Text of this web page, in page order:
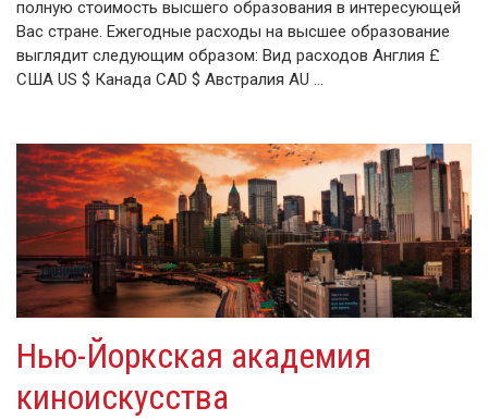
полную стоимость высшего образования в интересующей
Вас стране. Ежегодные расходы на высшее образование
выглядит следующим образом: Вид расходов Англия £
США US $ Канада CAD $ Австралия AU …
Нью-Йоркская академия
киноискусства